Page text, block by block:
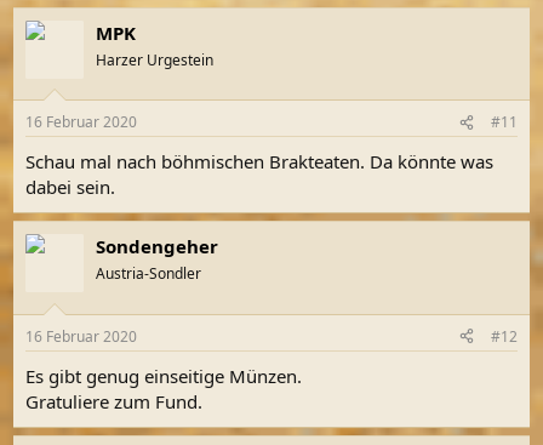
MPK
Harzer Urgestein
16 Februar 2020 #11
Schau mal nach böhmischen Brakteaten. Da könnte was
dabei sein.
Sondengeher
Austria-Sondler
16 Februar 2020 #12
Es gibt genug einseitige Münzen.
Gratuliere zum Fund.